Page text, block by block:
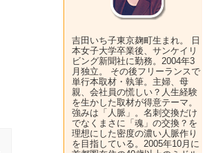
吉田いち子東京麹町生まれ。 日
本女子大学卒業後、サンケイリ
ビング新聞社に勤務。2004年3
月独立。 その後フリーランスで
単行本取材・執筆。主婦、母
親、会社員の慌しい？人生経験
を生かした取材が得意テーマ。
強みは「人脈」。名刺交換だけ
でなくまさに「魂」の交換？を
理想にした密度の濃い人脈作り
を目指している。2005年10月に